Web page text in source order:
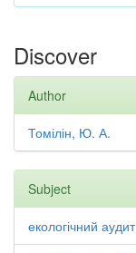
Discover
Author
Томілін, Ю. А.
Subject
екологічний аудит